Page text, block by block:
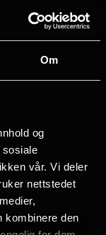
Om
og
sosiale
vår. Vi deler
nettstedet
kombinere den
som
og